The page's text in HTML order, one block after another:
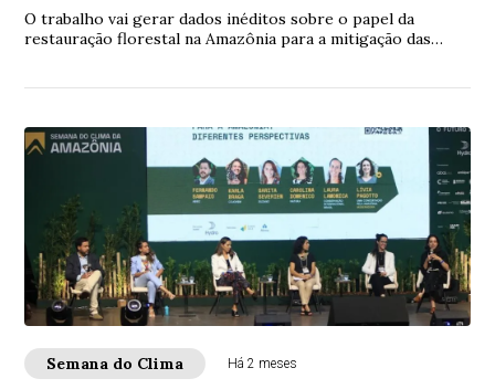
O trabalho vai gerar dados inéditos sobre o papel da
restauração florestal na Amazônia para a mitigação das
Semana do Clima Há 2 meses